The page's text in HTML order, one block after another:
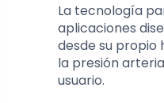
La tecnología
aplicaciones
desde su propio
la presión
usuario.